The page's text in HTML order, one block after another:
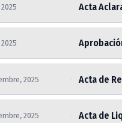
Acta
2025 Acta de
2025 Acta de